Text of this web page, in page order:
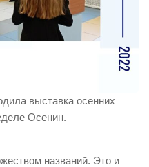
выставка осенних
Осенин.
названий. Это и